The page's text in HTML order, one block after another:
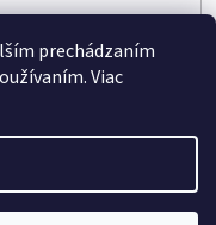
prechádzaním
Viac